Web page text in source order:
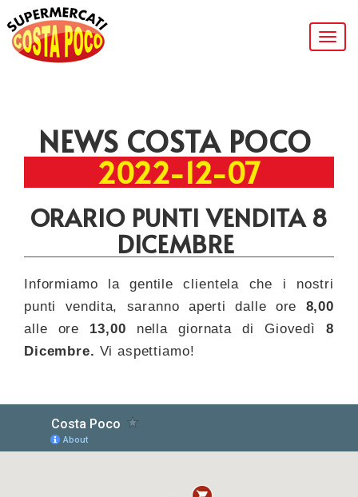
NEWS COSTA POCO
2022-12-07
ORARIO PUNTI VENDITA 8
DICEMBRE
Informiamo la gentile clientela che i nostri
punti vendita, saranno aperti dalle ore 8,00
alle ore 13,00 nella giornata di Giovedì8
Dicembre. Vi aspettiamo!